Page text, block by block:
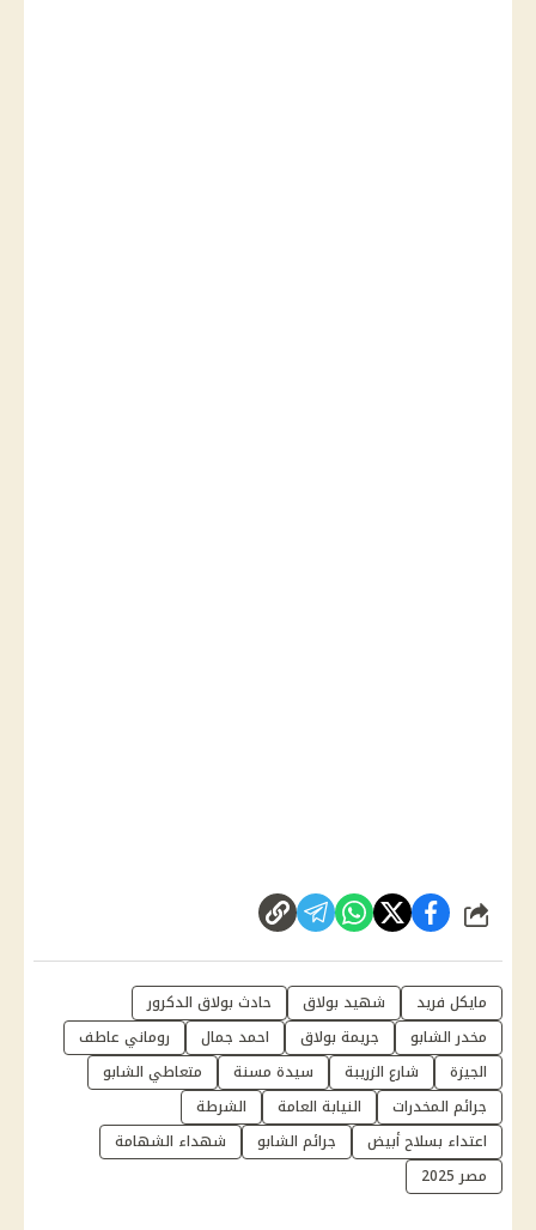
شارك
مايكل فريد شهيد بولاق
حادث بولاق الدكرور
مخدر الشابو
جريمة بولاق احمد جمال
روماني عاطف
الجيزة
شارع الزريبة سيدة مسنة
متعاطي الشابو
جرائم المخدرات
النيابة العامة
الشرطة
اعتداء بسلاح أبيض
جرائم الشابو
شهداء الشهامة
مصر 2025